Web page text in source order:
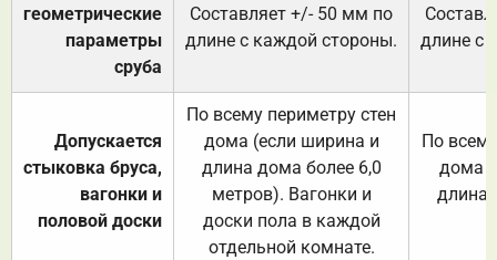
геометрические
параметры
сруба
Составляет +/- 50 мм по
длине с каждой стороны.
длине с
Допускается
стыковка бруса,
вагонки и
половой доски
По всему периметру стен
дома (если ширина и
длина дома более 6,0
метров). Вагонки и
доски пола в каждой
отдельной комнате.
По
дома
длина